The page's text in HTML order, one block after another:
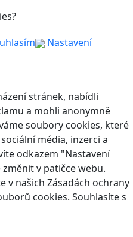
Nastavení
stránek, nabídli
a mohli anonymně
soubory cookies, které
média, inzerci a
odkazem "Nastavení
v patičce webu.
v našich Zásadách ochrany
cookies. Souhlasíte s